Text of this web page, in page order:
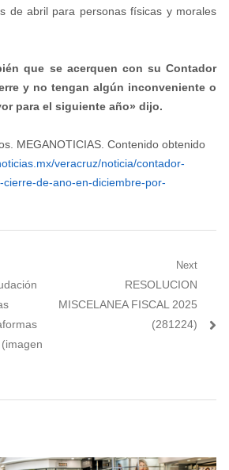
de abril para personas físicas y morales
que se acerquen con su Contador
y no tengan algún inconveniente o
para el siguiente año» dijo.
MEGANOTICIAS. Contenido obtenido
veracruz/noticia/contador-
de-ano-en-diciembre-por-
Next
Next
post:
RESOLUCION
MISCELANEA FISCAL 2025
(281224)